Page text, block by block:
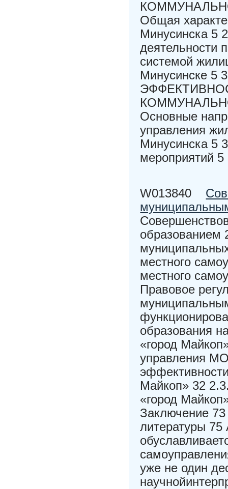
Общая
Минусинска 5
деятельности
системой
Минусинске
Основные
управления
Минусинска 5
мероприятий
W013840
образованием
местного
местного
Правовое
образования
«город
управления
Майкоп» 32
«город
Заключение 73
литературы 75
уже не один